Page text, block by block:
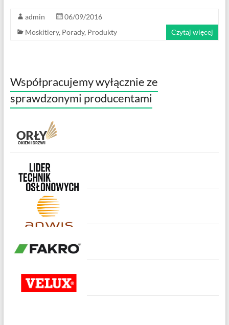
admin
06/09/2016
Moskitiery, Porady, Produkty Czytaj więcej
Współpracujemy wyłącznie ze
sprawdzonymi producentami